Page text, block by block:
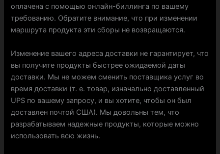
оплачена с помощью онлайн-биллинга по вашему
требованию. Обратите внимание, что при изменении
маршрута продукта эти сборы не возвращаются.
Изменение вашего адреса доставки не гарантирует, что
вы получите продукты быстрее ожидаемой даты
доставки. Мы не можем сменить поставщика услуг во
время доставки (т. е. товар, изначально доставленный
UPS по вашему запросу, и вы хотите, чтобы он был
доставлен почтой США). Мы довольны тем, что
разрабатываем надежные продукты, которые можно
использовать всю жизнь.